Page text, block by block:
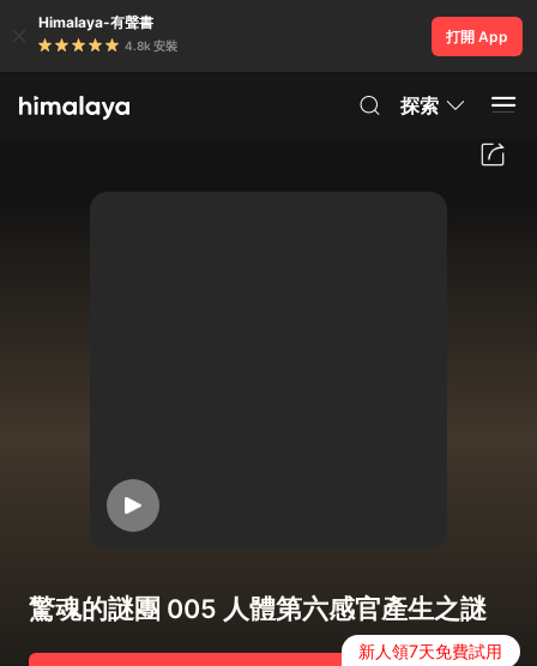
Himalaya-有聲書
4.8k 安裝
打開 App
探索
驚魂的謎團 005 人體第六感官產生之謎
新人領7天免費試用